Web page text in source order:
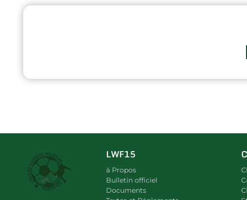
LWF15
à Propos
Bulletin officiel
Documents